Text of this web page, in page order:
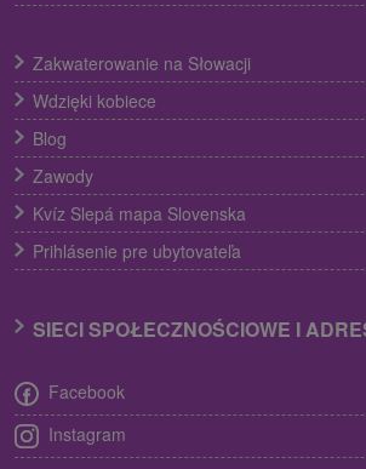
Zakwaterowanie na Słowacji
Wdzięki kobiece
Blog
Zawody
Kvíz Slepá mapa Slovenska
Prihlásenie pre ubytovateľa
SIECI SPOŁECZNOŚCIOWE I
Facebook
Instagram